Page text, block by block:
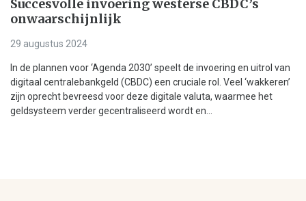
Succesvolle invoering westerse CBDC’s
onwaarschijnlijk
29 augustus 2024
In de plannen voor ‘Agenda 2030’ speelt de invoering en uitrol van
digitaal centralebankgeld (CBDC) een cruciale rol. Veel ‘wakkeren’
zijn oprecht bevreesd voor deze digitale valuta, waarmee het
geldsysteem verder gecentraliseerd wordt en...